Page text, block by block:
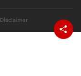
Disclaimer